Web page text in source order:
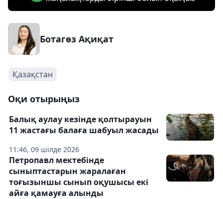
Ботагөз Ақиқат
Қазақстан
Оқи отырыңыз
11:46, 09 шілде 2026
Балық аулау кезінде қолтырауын
11 жастағы балаға шабуыл жасады
Петропавл мектебінде
сыныптастарын жаралаған
тоғызыншы сынып оқушысы екі
айға қамауға алынды